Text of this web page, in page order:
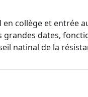
collège et
dates,
natinal de la